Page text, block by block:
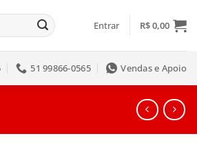
Entrar R$0,00
51 99866-0565 Vendas e Apoio